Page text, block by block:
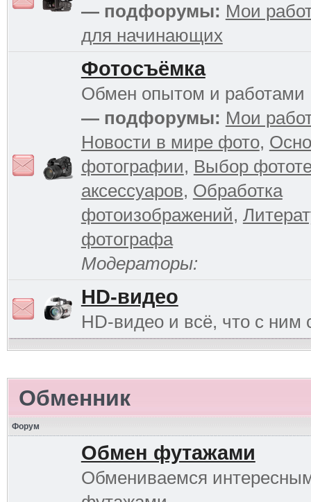
— подфорумы: Мои
для начинающих
Фотосъёмка
Обмен опытом и работами
— подфорумы: Мои
Новости в мире фото,
фотографии, Выбор
аксессуаров, Обработка
фотоизображений,
фотографа
Модераторы:
HD-видео
HD-видео и всё, что с ним
Обменник
Форум
Обмен футажами
Обмениваемся